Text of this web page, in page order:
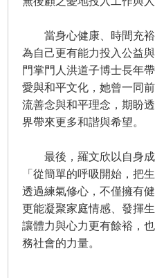
當身心健康、時間充裕
為自己更有能力投入公益
門掌門人洪道子博士長年
愛與和平文化，她曾一同
流善念與和平理念，期盼
界帶來更多和諧與希望。
最後，羅文欣以自身成
「從簡單的呼吸開始，把
透過練氣修心，不僅擁有
更能凝聚家庭情感、發揮
讓體力與心力更有餘裕，
務社會的力量。